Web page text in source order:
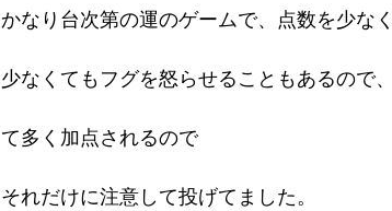
かなり台次第の運のゲームで、点数を少な
少なくてもフグを怒らせることもあるので
て多く加点されるので
それだけに注意して投げてました。